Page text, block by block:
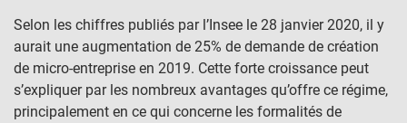
Selon les chiffres publiés par l’Insee le 28 janvier 2020, il y
aurait une augmentation de 25% de demande de création
de micro-entreprise en 2019. Cette forte croissance peut
s’expliquer par les nombreux avantages qu’offre ce régime,
principalement en ce qui concerne les formalités de